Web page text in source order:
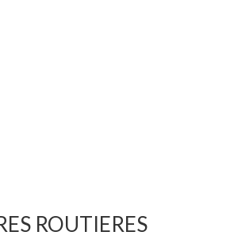
ROUTIERES